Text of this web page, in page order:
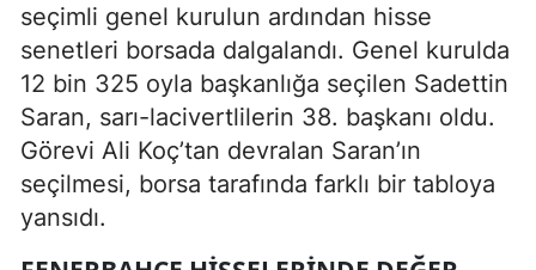
seçimli genel kurulun ardından hisse
senetleri borsada dalgalandı. Genel kurulda
12 bin 325 oyla başkanlığa seçilen Sadettin
Saran, sarı-lacivertlilerin 38. başkanı oldu.
Görevi Ali Koç’tan devralan Saran’ın
seçilmesi, borsa tarafında farklı bir tabloya
yansıdı.